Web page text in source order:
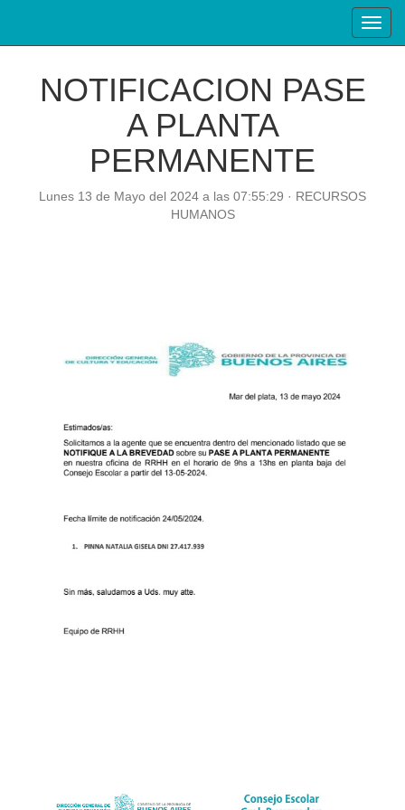
NOTIFICACION PASE
A PLANTA
PERMANENTE
Lunes 13 de Mayo del 2024 a las 07:55:29 · RECURSOS
HUMANOS